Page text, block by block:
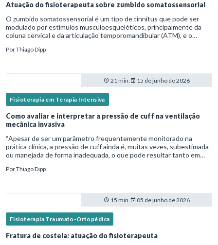
Atuação do fisioterapeuta sobre zumbido somatossensorial
O zumbido somatossensorial é um tipo de tinnitus que pode ser
modulado por estímulos musculoesqueléticos, principalmente da
coluna cervical e da articulação temporomandibular (ATM), e o
PorThiago Dipp
21 min. 15 de junho de 2026
Fisioterapia em Terapia Intensiva
Como avaliar e interpretar a pressão de cuff na ventilação
mecânica invasiva
“Apesar de ser um parâmetro frequentemente monitorado na
prática clínica, a pressão de cuff ainda é, muitas vezes, subestimada
ou manejada de forma inadequada, o que pode resultar tanto em
PorThiago Dipp
15 min. 05 de junho de 2026
Fisioterapia Traumato-Ortopédica
Fratura de costela: atuação do fisioterapeuta